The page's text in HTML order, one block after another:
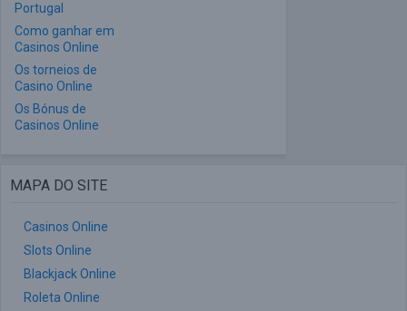
Portugal
Como ganhar em
Casinos Online
Os torneios de
Casino Online
Os Bónus de
Casinos Online
MAPA DO SITE
Casinos Online
Slots Online
Blackjack Online
Roleta Online